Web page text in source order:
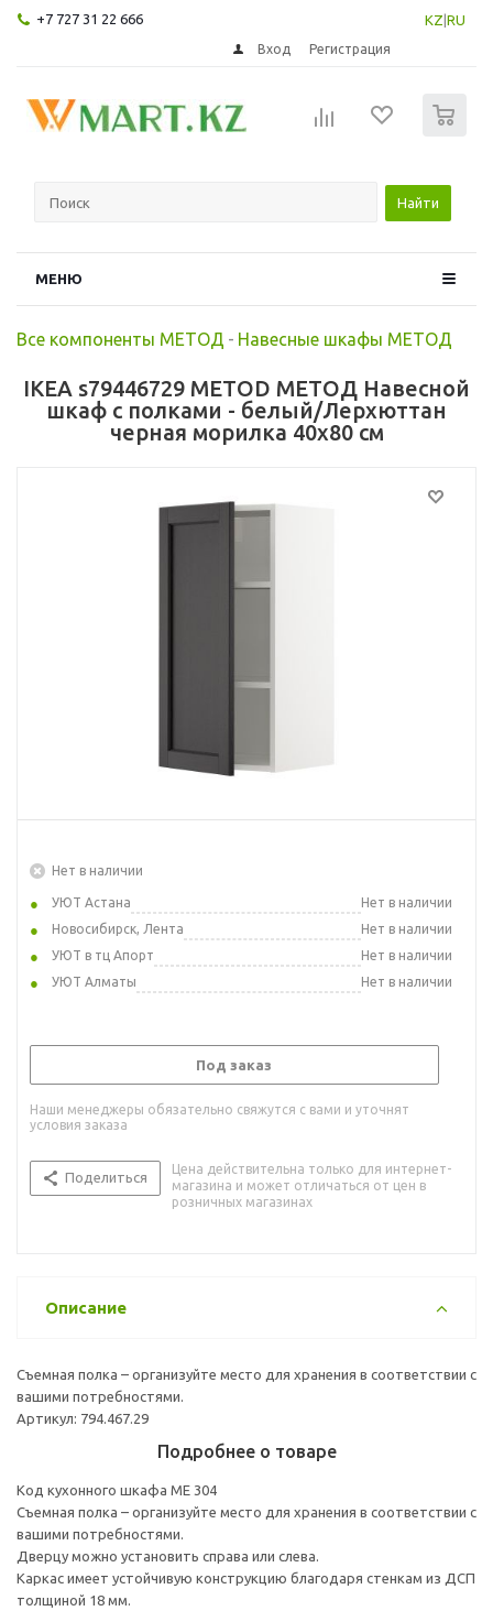
+7 727 31 22 666 KZ RU
Вход Регистрация
Найти
МЕНЮ
Все компоненты МЕТОД - Навесные шкафы МЕТОД
IKEA s79446729 METOD МЕТОД Навесной
шкаф с полками - белый/Лерхюттан
черная морилка 40x80 см
Нет в наличии
УЮТ Астана
Нет в наличии
Новосибирск, Лента
Нет в наличии
УЮТ в тц Апорт
Нет в наличии
УЮТ Алматы
Нет в наличии
Под заказ
Наши менеджеры обязательно свяжутся с вами и уточнят
условия заказа
Поделиться
Цена действительна только для интернет-
магазина и может отличаться от цен в
розничных магазинах
Описание
Съемная полка – организуйте место для хранения в соответствии с
вашими потребностями.
Артикул: 794.467.29
Подробнее о товаре
Код кухонного шкафа ME 304
Съемная полка – организуйте место для хранения в соответствии с
вашими потребностями.
Дверцу можно установить справа или слева.
Каркас имеет устойчивую конструкцию благодаря стенкам из ДСП
толщиной 18 мм.